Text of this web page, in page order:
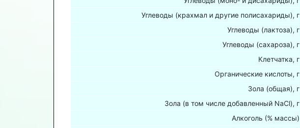
Углеводы (крахмал и другие полисахариды), г
Углеводы (лактоза), г
Углеводы (сахароза), г
Клетчатка, г
Органические кислоты, г
Зола (общая), г
Зола (в том числе добавленный NaCl), г
Алкоголь (% массы)